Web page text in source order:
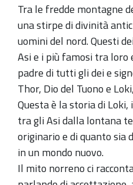
Tra le fredde montagne
una stirpe di divinità
uomini del nord. Questi
Asi e i più famosi tra loro
padre di tutti gli dei e
Thor, Dio del Tuono e
Questa è la storia di
tra gli Asi dalla lontana
originario e di quanto
in un mondo nuovo.
Il mito norreno ci